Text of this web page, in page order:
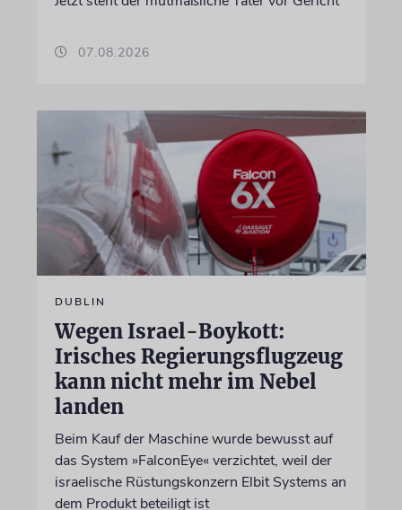
07.08.2026
DUBLIN
Wegen Israel-Boykott:
Irisches Regierungsflugzeug
kann nicht mehr im Nebel
landen
Beim Kauf der Maschine wurde bewusst auf
das System »FalconEye« verzichtet, weil der
israelische Rüstungskonzern Elbit Systems an
dem Produkt beteiligt ist